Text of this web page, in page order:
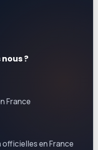
?
France
en France